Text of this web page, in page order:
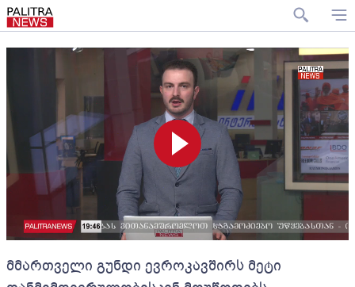
მმართველი გუნდი ევროკავშირს მეტი